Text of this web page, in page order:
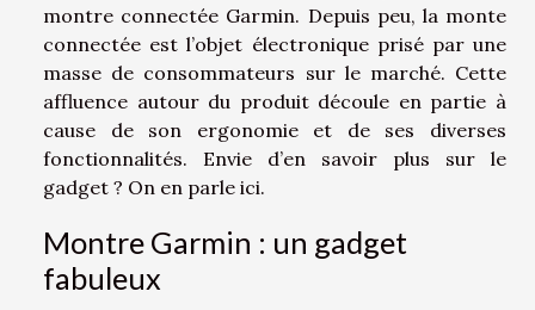
montre connectée Garmin. Depuis peu, la monte
connectée est l’objet électronique prisé par une
masse de consommateurs sur le marché. Cette
affluence autour du produit découle en partie à
cause de son ergonomie et de ses diverses
fonctionnalités. Envie d’en savoir plus sur le
gadget ? On en parle ici.
Montre Garmin : un gadget
fabuleux